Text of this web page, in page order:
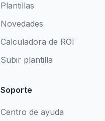
Plantillas
Novedades
Calculadora de ROI
Subir plantilla
Soporte
Centro de ayuda